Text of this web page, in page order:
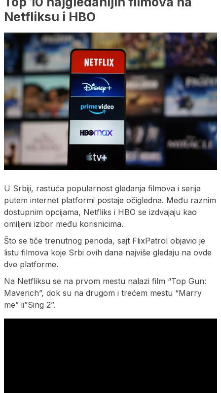
Netfliksu i HBO
U Srbiji, rastuća popularnost gledanja filmova i serija
putem internet platformi postaje očigledna. Među raznim
dostupnim opcijama, Netfliks i HBO se izdvajaju kao
omiljeni izbor među korisnicima.
Što se tiče trenutnog perioda, sajt FlixPatrol objavio je
listu filmova koje Srbi ovih dana najviše gledaju na ovde
dve platforme.
Na Netfliksu se na prvom mestu nalazi film “Top Gun:
Maverich”, dok su na drugom i trećem mestu “Marry
me” ii”Sing 2”.